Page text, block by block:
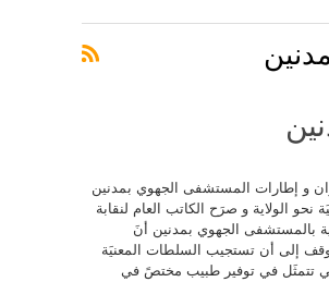
و إطارات المستشفى الجهوي بمدنين
نحو الولاية و صرَح الكاتب العام لنقابة
بالمستشفى الجهوي بمدنين أنَ
إلى أن تستجيب السلطات المعنيَة
تتمثَل في توفير طبيب مختصً في